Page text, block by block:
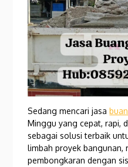
Sedang mencari jasa
Minggu yang cepat, rapi,
sebagai solusi terbaik
limbah proyek bangunan,
pembongkaran dengan